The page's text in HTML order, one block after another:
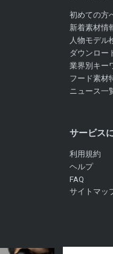
初めての方
新着素材情
人物モデル
ダウンロー
業界別キー
フード素材
ニュース一
サービス
利用規約
ヘルプ
FAQ
サイトマッ